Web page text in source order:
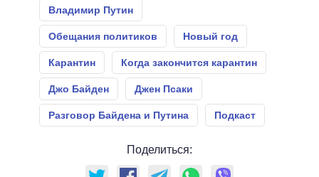
Владимир Путин
Обещания политиков Новый год
Карантин Когда закончится карантин
Джо Байден Джен Псаки
Разговор Байдена и Путина Подкаст
Поделиться: